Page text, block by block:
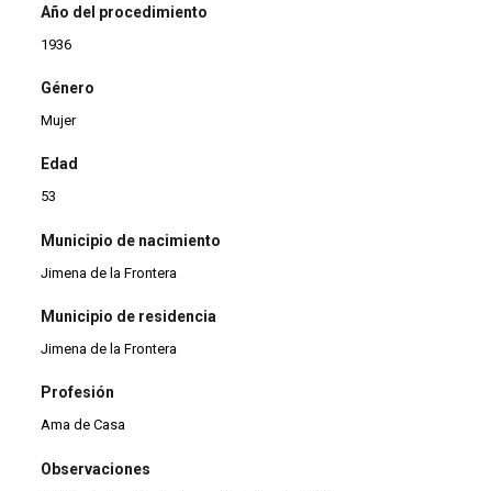
Año del procedimiento
1936
Género
Mujer
Edad
53
Municipio de nacimiento
Jimena de la Frontera
Municipio de residencia
Jimena de la Frontera
Profesión
Ama de Casa
Observaciones